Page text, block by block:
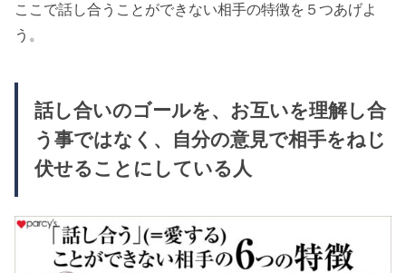
ここで話し合うことができない相手の特徴を５つあげよ
う。
話し合いのゴールを、お互いを理解し合
う事ではなく、自分の意見で相手をねじ
伏せることにしている人